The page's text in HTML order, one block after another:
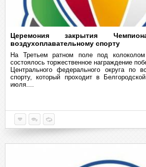
Церемония закрытия
воздухоплавательному спорту
На Третьем ратном поле под
состоялось торжественное награждение
Центрального федерального округа по
спорту, который проходит в
июля....